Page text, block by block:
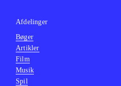
alle
i kort
et
100
Afdelinger
Bøger
Artikler
Film
Musik
Spil